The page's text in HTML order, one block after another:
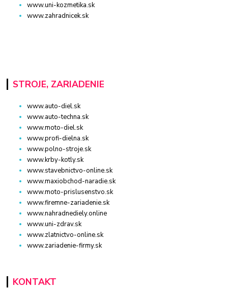
www.uni-kozmetika.sk
www.zahradnicek.sk
STROJE, ZARIADENIE
www.auto-diel.sk
www.auto-techna.sk
www.moto-diel.sk
www.profi-dielna.sk
www.polno-stroje.sk
www.krby-kotly.sk
www.stavebnictvo-online.sk
www.maxiobchod-naradie.sk
www.moto-prislusenstvo.sk
www.firemne-zariadenie.sk
www.nahradnediely.online
www.uni-zdrav.sk
www.zlatnictvo-online.sk
www.zariadenie-firmy.sk
KONTAKT